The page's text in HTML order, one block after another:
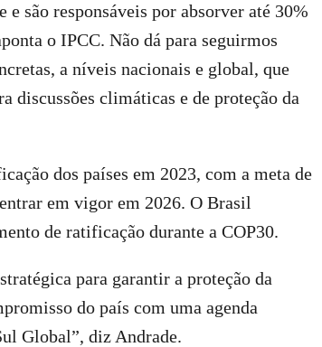
são responsáveis por absorver até 30%
o IPCC. Não dá para seguirmos
a níveis nacionais e global, que
discussões climáticas e de proteção da
dos países em 2023, com a meta de
em vigor em 2026. O Brasil
de ratificação durante a COP30.
para garantir a proteção da
do país com uma agenda
Global”, diz Andrade.